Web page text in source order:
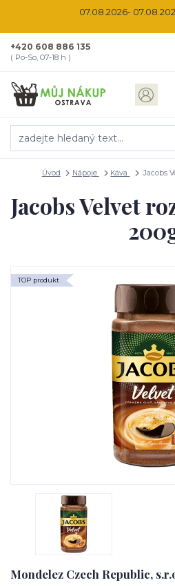
07.08.2026-
+420 608 886 135
( Po-So, 07-18 h )
Úvod Nápoje Káva Jacobs
Jacobs Velvet
TOP produkt
Mondelez Czech Republic,